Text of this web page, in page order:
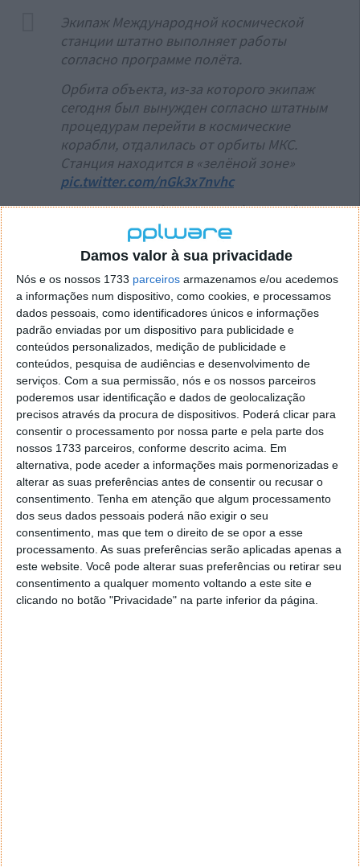
Damos valor à sua privacidade
Nós e os nossos 1733 parceiros armazenamos e/ou acedemos
a informações num dispositivo, como cookies, e processamos
dados pessoais, como identificadores únicos e informações
padrão enviadas por um dispositivo para publicidade e
conteúdos personalizados, medição de publicidade e
conteúdos, pesquisa de audiências e desenvolvimento de
serviços. Com a sua permissão, nós e os nossos parceiros
poderemos usar identificação e dados de geolocalização
precisos através da procura de dispositivos. Poderá clicar para
consentir o processamento por nossa parte e pela parte dos
nossos 1733 parceiros, conforme descrito acima. Em
alternativa, pode aceder a informações mais pormenorizadas e
alterar as suas preferências antes de consentir ou recusar o
consentimento. Tenha em atenção que algum processamento
dos seus dados pessoais poderá não exigir o seu
consentimento, mas que tem o direito de se opor a esse
processamento. As suas preferências serão aplicadas apenas a
este website. Você pode alterar suas preferências ou retirar seu
consentimento a qualquer momento voltando a este site e
clicando no botão "Privacidade" na parte inferior da página.
Экипаж Международной космической
станции штатно выполняет работы
согласно программе полёта.
Орбита объекта, из-за которого экипаж
сегодня был вынужден согласно штатным
процедурам перейти в космические
корабли, отдалилась от орбиты МКС.
Станция находится в «зелёной зоне»
pic.twitter.com/nGk3x7nvhc
— РОСКОСМОС (@roscosmos)November 15,
Calculando as trajetórias da ISS e de objetivos
próximos, o satélite alvo pode ter sido o Cosmos
1408, que não está ativo desde a década de 1980.
Recorde-se que ainda há pouco tempo a ISS teve que
mudar a sua trajetória para evitar ser atingida por um
pedaço de um satélite chinês que havia sido
destruído em 2007 por um teste de míssil
antissatélite chinês.